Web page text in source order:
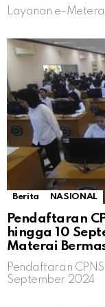
Layanan e-
Berita NASIONAL
Pendaftaran
hingga 10
Materai
Pendaftaran
September 2024